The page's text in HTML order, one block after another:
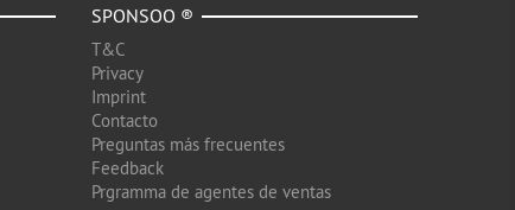
SPONSOO ®
T&C
Privacy
Imprint
Contacto
Preguntas más frecuentes
Feedback
Prgramma de agentes de ventas